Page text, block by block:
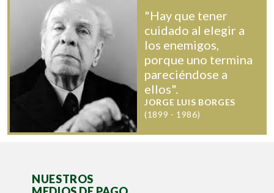
"Hay que tener
cuidado al elegir a
los enemigos,
porque uno termina
pareciéndose a
ellos".
JORGE LUIS BORGES
(1899 - 1986)
NUESTROS